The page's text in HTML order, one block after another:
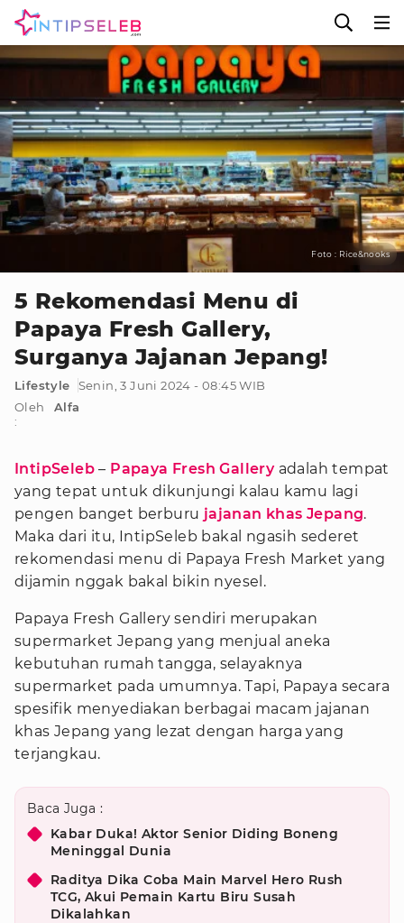
Foto : Rice&nooks
5 Rekomendasi Menu di
Papaya Fresh Gallery,
Surganya Jajanan Jepang!
Lifestyle
Senin, 3 Juni 2024 - 08:45 WIB
Oleh
:
Alfa
IntipSeleb – Papaya Fresh Galleryadalah tempat
yang tepat untuk dikunjungi kalau kamu lagi
pengen banget berburu jajanan khas Jepang.
Maka dari itu, IntipSeleb bakal ngasih sederet
rekomendasi menu di Papaya Fresh Market yang
dijamin nggak bakal bikin nyesel.
Papaya Fresh Gallery sendiri merupakan
supermarket Jepang yang menjual aneka
kebutuhan rumah tangga, selayaknya
supermarket pada umumnya. Tapi, Papaya secara
spesifik menyediakan berbagai macam jajanan
khas Jepang yang lezat dengan harga yang
terjangkau.
Baca Juga :
Kabar Duka! Aktor Senior Diding Boneng
Meninggal Dunia
Raditya Dika Coba Main Marvel Hero Rush
TCG, Akui Pemain Kartu Biru Susah
Dikalahkan